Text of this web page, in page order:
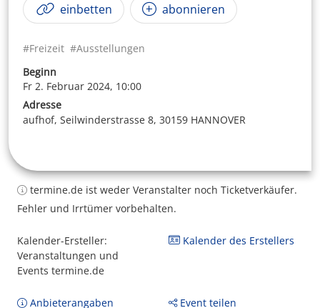
einbetten abonnieren
#Freizeit #Ausstellungen
Beginn
Fr 2. Februar 2024, 10:00
Adresse
aufhof, Seilwinderstrasse 8, 30159 HANNOVER
termine.de ist weder Veranstalter noch Ticketverkäufer.
Fehler und Irrtümer vorbehalten.
Kalender-Ersteller:
Veranstaltungen und
Events termine.de
Kalender des Erstellers
Anbieterangaben Event teilen